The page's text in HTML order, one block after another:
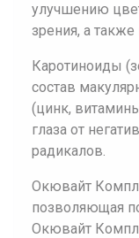
улучшению
зрения, а
Каротиноиды
состав
(цинк,
глаза от
радикалов.
Окювайт
позволяющая
Окювайт